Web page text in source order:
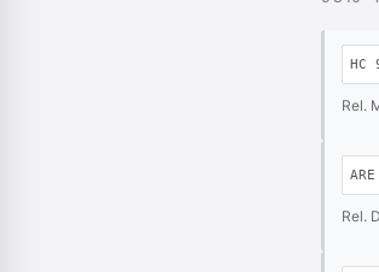
HC
Rel.
Rel.